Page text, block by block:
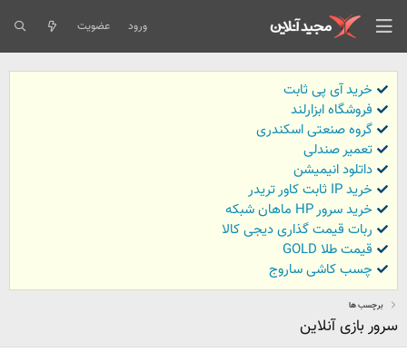
ورود عضویت
خرید آی پی ثابت
فروشگاه ابزارلند
گروه صنعتی اسکندری
تعمیر صندلی
داتلود انیمیشن
خرید IP ثابت کاور تریدر
خرید سرور HP ماهان شبکه
ربات قیمت گذاری دیجی کالا
قیمت طلا GOLD
چسب کاشی ساروج
برچسب ها
سرور بازی آنلاین